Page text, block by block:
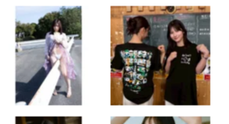
松平定信を宮舘さんがどう演じられ